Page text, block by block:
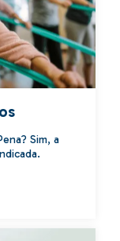
Sim, a